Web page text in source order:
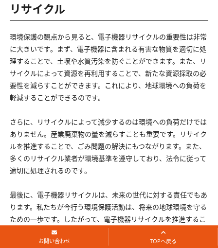
リサイクル
環境保護の観点から見ると、電子機器リサイクルの重要性は非常
に大きいです。まず、電子機器に含まれる有害な物質を適切に処
理することで、土壌や水質汚染を防ぐことができます。また、リ
サイクルによって資源を再利用することで、新たな資源採取の必
要性を減らすことができます。これにより、地球環境への負荷を
軽減することができるのです。
さらに、リサイクルによって減少するのは環境への負荷だけでは
ありません。産業廃棄物の量を減らすことも重要です。リサイク
ルを推進することで、ごみ問題の解決にもつながります。また、
多くのリサイクル業者が環境基準を遵守しており、法令に従って
適切に処理されるのです。
最後に、電子機器リサイクルは、未来の世代に対する責任でもあ
ります。私たちが今行う環境保護活動は、将来の地球環境を守る
ための一歩です。したがって、電子機器リサイクルを推進するこ
とが、より良い未来を築くために必要なことなのです。
お問い合わせ TOPへ戻る